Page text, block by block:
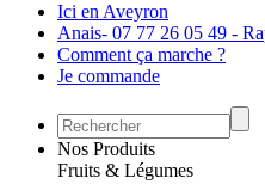
Ici en Aveyron
Anais- 07 77 26 05 49 -
Comment ça marche ?
Je commande
Nos Produits
Fruits & Légumes